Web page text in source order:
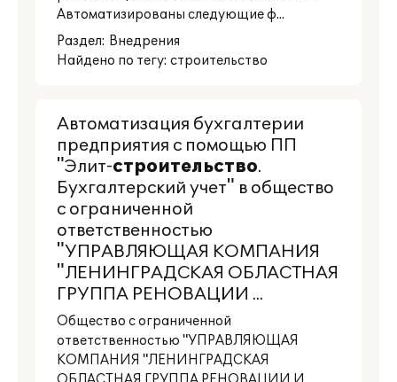
Автоматизированы следующие ф...
Раздел: Внедрения
Найдено по тегу: строительство
Автоматизация бухгалтерии
предприятия с помощью ПП
"Элит-строительство.
Бухгалтерский учет" в общество
с ограниченной
ответственностью
"УПРАВЛЯЮЩАЯ КОМПАНИЯ
"ЛЕНИНГРАДСКАЯ ОБЛАСТНАЯ
ГРУППА РЕНОВАЦИИ ...
Общество с ограниченной
ответственностью "УПРАВЛЯЮЩАЯ
КОМПАНИЯ "ЛЕНИНГРАДСКАЯ